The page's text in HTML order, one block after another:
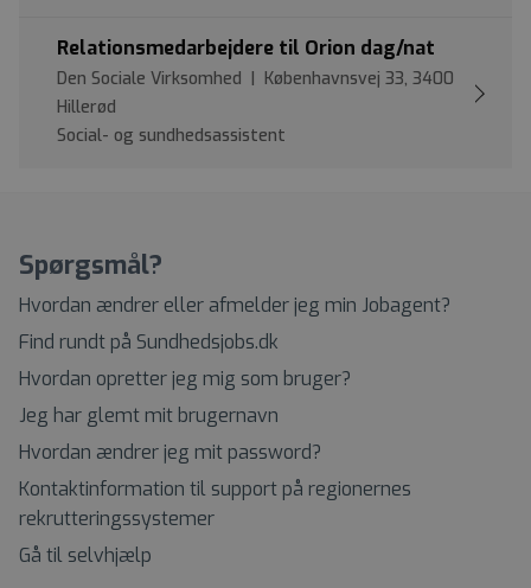
Relationsmedarbejdere til Orion dag/nat
Den Sociale Virksomhed | Københavnsvej 33, 3400
Hillerød
Social- og sundhedsassistent
Spørgsmål?
Hvordan ændrer eller afmelder jeg min Jobagent?
Find rundt på Sundhedsjobs.dk
Hvordan opretter jeg mig som bruger?
Jeg har glemt mit brugernavn
Hvordan ændrer jeg mit password?
Kontaktinformation til support på regionernes
rekrutteringssystemer
Gå til selvhjælp